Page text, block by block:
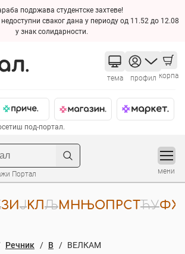
подржава студентске захтеве!
сваког дана у периоду од 11.52 до 12.08
у знак солидарности.
тема профил корпа
под-портал.
Портал мени
ЗИЈКЛЉМНЊОПРС Т ЋУФХ
Речник В ВЕЛКАМ